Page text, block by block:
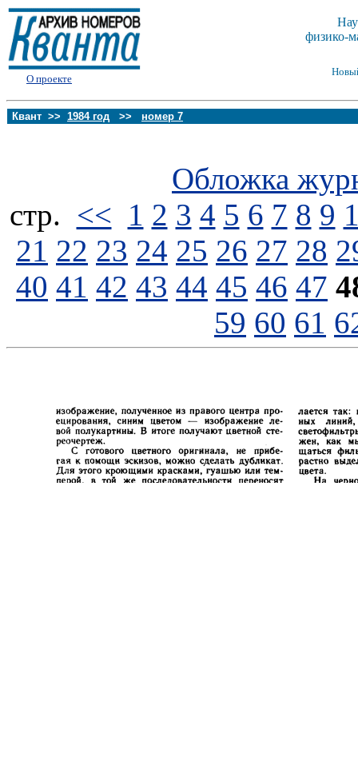
О проекте
физико-
Квант >> 1984 год >> номер 7
Обложка
стp. << 1 2 3 4 5 6 7 8 9
21 22 23 24 25 26 27 28
40 41 42 43 44 45 46 47
59 60 61